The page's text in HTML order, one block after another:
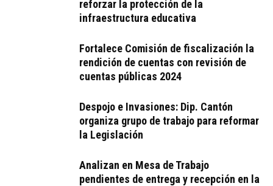
reforzar la protección de la
infraestructura educativa
Fortalece Comisión de fiscalización la
rendición de cuentas con revisión de
cuentas públicas 2024
Despojo e Invasiones: Dip. Cantón
organiza grupo de trabajo para reformar
la Legislación
Analizan en Mesa de Trabajo
pendientes de entrega y recepción en la